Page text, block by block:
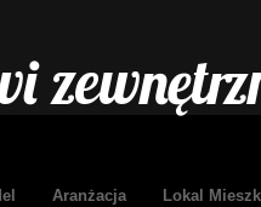
Aranżacja Lokal